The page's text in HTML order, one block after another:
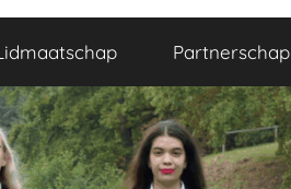
Partnerschap